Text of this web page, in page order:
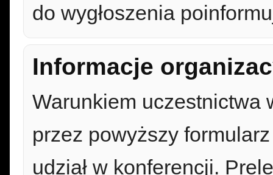
do wygłoszenia
Informacje
Warunkiem uczestnictwa
przez powyższy
udział w konferencji.